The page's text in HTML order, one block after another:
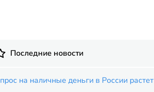
Последние новости
на наличные деньги в России растет